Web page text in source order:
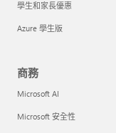
學生和家長優惠
Azure 學生版
商務
Microsoft AI
Microsoft 安全性